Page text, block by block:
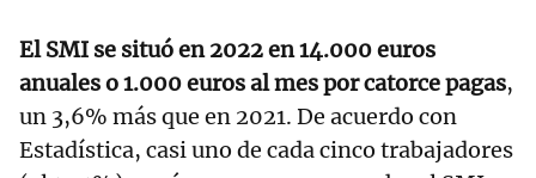
El SMI se situó en 2022 en 14.000 euros
anuales o 1.000 euros al mes por catorce pagas,
un 3,6% más que en 2021. De acuerdo con
Estadística, casi uno de cada cinco trabajadores